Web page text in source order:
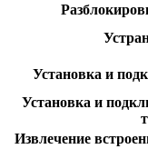
Установка и
Установка и
Извлечение